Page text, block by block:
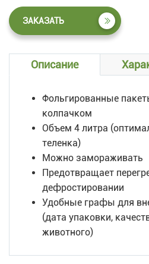
ЗАКАЗАТЬ
Описание
Фольгированные
колпачком
Объем 4 литра
теленка)
Можно замораживать
Предотвращает
дефростировании
Удобные графы для
(дата упаковки,
животного)